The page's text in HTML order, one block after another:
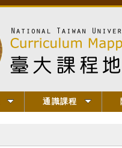
通識課程